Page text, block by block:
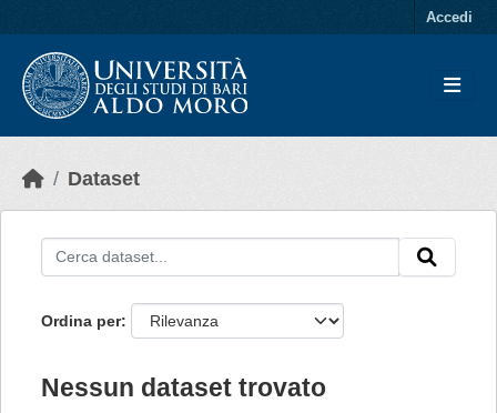
Accedi
Dataset
Ordina per
Nessun dataset trovato